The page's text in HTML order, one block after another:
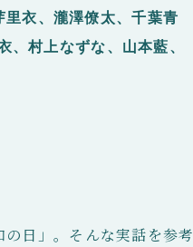
衣、瀧澤僚太、千葉青
村上なずな、山本藍、
日」。そんな実話を参考